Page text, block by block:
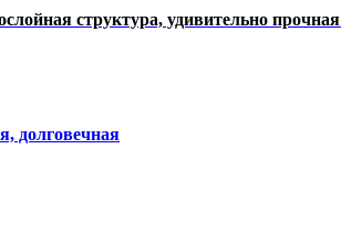
структура, удивительно прочная
долговечная